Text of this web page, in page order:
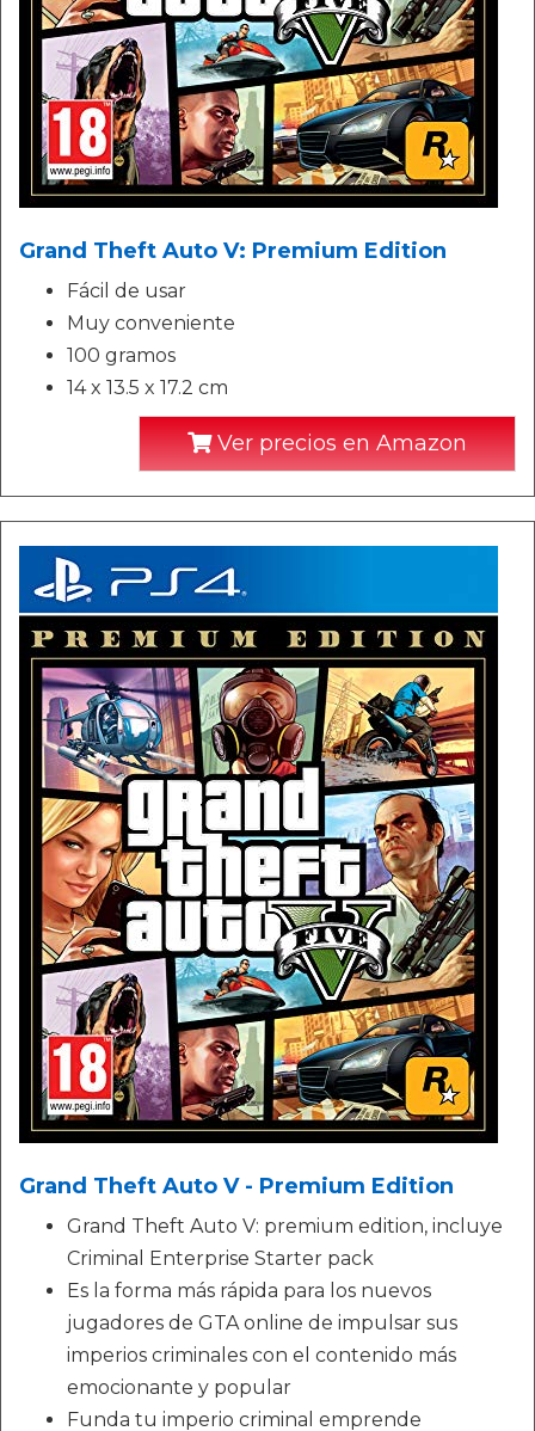
Grand Theft Auto V: Premium Edition
Fácil de usar
Muy conveniente
100 gramos
14 x 13.5 x 17.2 cm
Ver precios en Amazon
Grand Theft Auto V - Premium Edition
Grand Theft Auto V: premium edition, incluye
Criminal Enterprise Starter pack
Es la forma más rápida para los nuevos
jugadores de GTA online de impulsar sus
imperios criminales con el contenido más
emocionante y popular
Funda tu imperio criminal emprende